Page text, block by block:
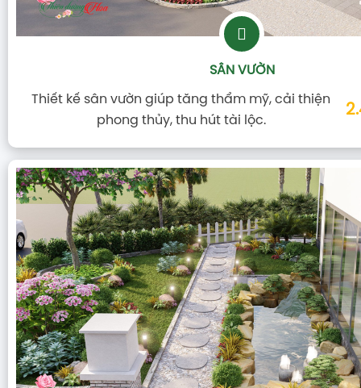
SÂN VƯỜN
Thiết kế sân vườn giúp tăng thẩm mỹ, cải thiện
phong thủy, thu hút tài lộc.